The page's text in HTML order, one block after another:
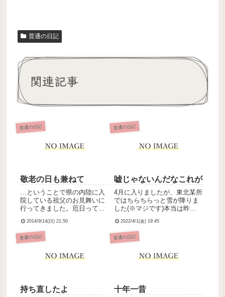
普通の日記
関連記事
普通の日記
敬老の日も兼ねて
…ということで県の内陸に入
院している祖父のお見舞いに
行ってきました。厄日ってま
だろうなーという、不測の事
態に見舞われまくった一日で
した。トラブル続きだったけ
く、むしろポジティブに捉え
2014/9/14(日) 21:50
普通の日記
嘘じゃないんだなこれが
4月に入りましたが、東北某所
ではちらちらっと雪が降りま
した(※マジです)本当は昨日
けど、弟くんに「4月半ばとか
で良いんじゃない？」って言
われて予約先延ばしにしても
た。サンキューな弟く
2022/4/1(金) 19:45
普通の日記
持ち直したよ
普通の日記
十年一昔